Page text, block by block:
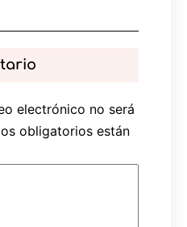
electrónico no será
obligatorios están